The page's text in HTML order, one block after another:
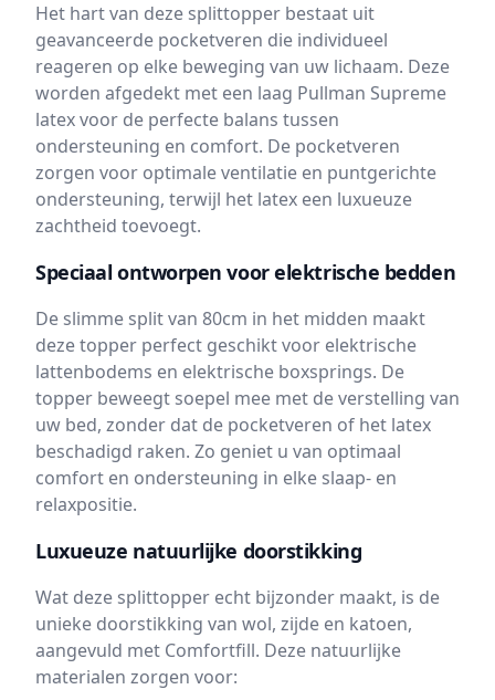
Het hart van deze splittopper bestaat uit
geavanceerde pocketveren die individueel
reageren op elke beweging van uw lichaam. Deze
worden afgedekt met een laag Pullman Supreme
latex voor de perfecte balans tussen
ondersteuning en comfort. De pocketveren
zorgen voor optimale ventilatie en puntgerichte
ondersteuning, terwijl het latex een luxueuze
zachtheid toevoegt.
Speciaal ontworpen voor elektrische bedden
De slimme split van 80cm in het midden maakt
deze topper perfect geschikt voor elektrische
lattenbodems en elektrische boxsprings. De
topper beweegt soepel mee met de verstelling van
uw bed, zonder dat de pocketveren of het latex
beschadigd raken. Zo geniet u van optimaal
comfort en ondersteuning in elke slaap- en
relaxpositie.
Luxueuze natuurlijke doorstikking
Wat deze splittopper echt bijzonder maakt, is de
unieke doorstikking van wol, zijde en katoen,
aangevuld met Comfortfill. Deze natuurlijke
materialen zorgen voor: